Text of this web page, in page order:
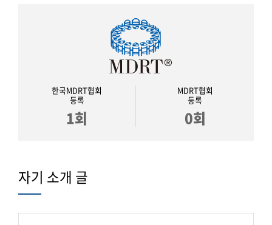
한국MDRT협회
등록
1회
MDRT협회
등록
0회
자기 소개 글